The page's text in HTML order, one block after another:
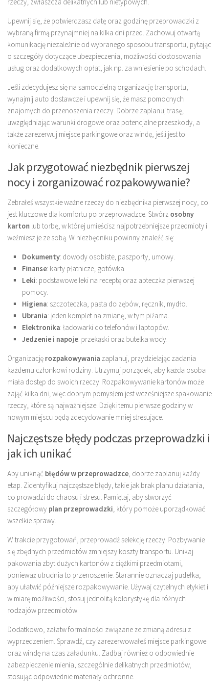
Upewnij się, że potwierdzasz datę oraz godzinę przeprowadzki z
wybraną firmą przynajmniej na kilka dni przed. Zachowuj otwartą
komunikację niezależnie od wybranego sposobu transportu, pytając
o szczegóły dotyczące ubezpieczenia, możliwości dostosowania
usług oraz dodatkowych opłat, jak np. za wniesienie po schodach.
Jeśli zdecydujesz się na samodzielną organizację transportu,
wynajmij auto dostawcze i upewnij się, że masz pomocnych
znajomych do przenoszenia rzeczy. Dobrze zaplanuj trasę,
uwzględniając warunki drogowe oraz potencjalne przeszkody, a
także zarezerwuj miejsce parkingowe oraz windę, jeśli jest to
konieczne.
Jak przygotować niezbędnik pierwszej
nocy i zorganizować rozpakowywanie?
Zebrałeś wszystkie ważne rzeczy do niezbędnika pierwszej nocy, co
jest kluczowe dla komfortu po przeprowadzce. Stwórz osobny
karton lub torbę, w której umieścisz najpotrzebniejsze przedmioty i
weźmiesz je ze sobą. W niezbędniku powinny znaleźć się:
Dokumenty: dowody osobiste, paszporty, umowy.
Finanse: karty płatnicze, gotówka.
Leki: podstawowe leki na receptę oraz apteczka pierwszej
pomocy.
Higiena: szczoteczka, pasta do zębów, ręcznik, mydło.
Ubrania: jeden komplet na zmianę, w tym piżama.
Elektronika: ładowarki do telefonów i laptopów.
Jedzenie i napoje: przekąski oraz butelka wody.
Organizację rozpakowywania zaplanuj, przydzielając zadania
każdemu członkowi rodziny. Utrzymuj porządek, aby każda osoba
miała dostęp do swoich rzeczy. Rozpakowywanie kartonów może
zająć kilka dni, więc dobrym pomysłem jest wcześniejsze spakowanie
rzeczy, które są najważniejsze. Dzięki temu pierwsze godziny w
nowym miejscu będą zdecydowanie mniej stresujące.
Najczęstsze błędy podczas przeprowadzki i
jak ich unikać
Aby uniknąć błędów w przeprowadzce, dobrze zaplanuj każdy
etap. Zidentyfikuj najczęstsze błędy, takie jak brak planu działania,
co prowadzi do chaosu i stresu. Pamiętaj, aby stworzyć
szczegółowy plan przeprowadzki, który pomoże uporządkować
wszelkie sprawy.
W trakcie przygotowań, przeprowadź selekcję rzeczy. Pozbywanie
się zbędnych przedmiotów zmniejszy koszty transportu. Unikaj
pakowania zbyt dużych kartonów z ciężkimi przedmiotami,
ponieważ utrudnia to przenoszenie. Starannie oznaczaj pudełka,
aby ułatwić późniejsze rozpakowywanie. Używaj czytelnych etykiet i
w miarę możliwości, stosuj jednolitą kolorystykę dla różnych
rodzajów przedmiotów.
Dodatkowo, załatw formalności związane ze zmianą adresu z
wyprzedzeniem. Sprawdź, czy zarezerwowałeś miejsce parkingowe
oraz windę na czas załadunku. Zadbaj również o odpowiednie
zabezpieczenie mienia, szczególnie delikatnych przedmiotów,
stosując odpowiednie materiały ochronne.